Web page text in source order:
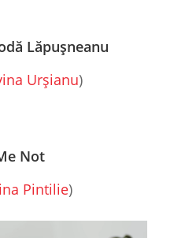
Lăpușneanu
Urșianu)
Not
Pintilie)